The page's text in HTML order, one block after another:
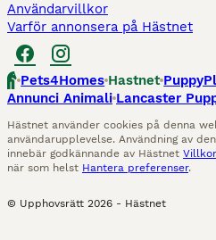
Användarvillkor
Varför annonsera på Hästnet
Pets4Homes Hastnet
Annunci Animali Lancaster
Hästnet använder cookies på denna
användarupplevelse. Användning av
innebär godkännande av Hästnet Villkor
när som helst Hantera preferenser.
© Upphovsrätt 2026 - Hästnet